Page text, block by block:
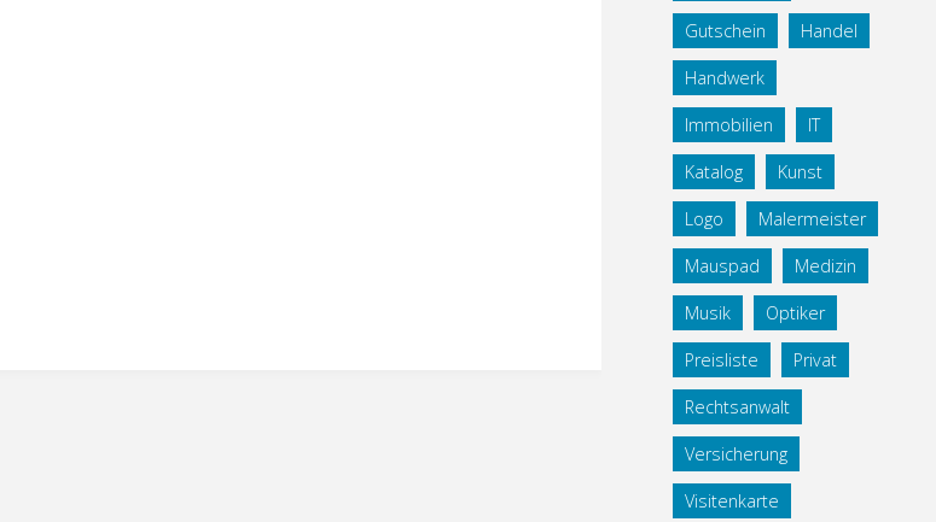
Gutschein Handel
Handwerk
Immobilien IT
Katalog Kunst
Logo Malermeister
Mauspad Medizin
Musik Optiker
Preisliste Privat
Rechtsanwalt
Versicherung
Visitenkarte